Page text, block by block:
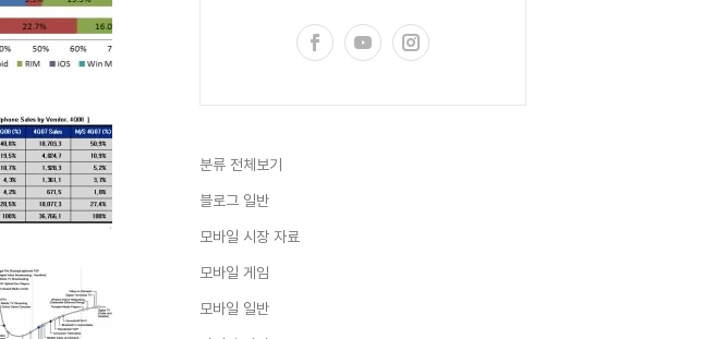
분류 전체보기
블로그 일반
모바일 시장 자료
모바일 게임
모바일 일반